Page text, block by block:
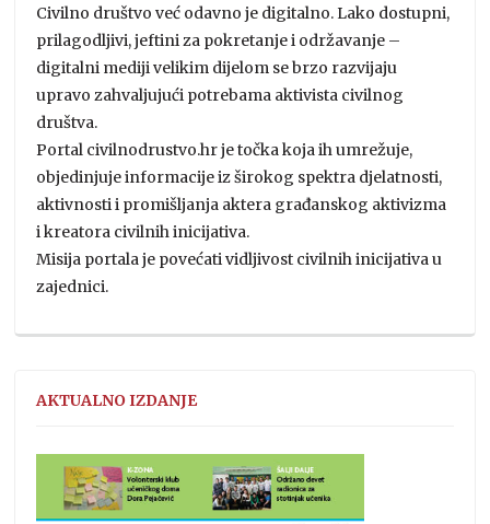
Civilno društvo već odavno je digitalno. Lako dostupni,
prilagodljivi, jeftini za pokretanje i održavanje –
digitalni mediji velikim dijelom se brzo razvijaju
upravo zahvaljujući potrebama aktivista civilnog
društva.
Portal civilnodrustvo.hr je točka koja ih umrežuje,
objedinjuje informacije iz širokog spektra djelatnosti,
aktivnosti i promišljanja aktera građanskog aktivizma
i kreatora civilnih inicijativa.
Misija portala je povećati vidljivost civilnih inicijativa u
zajednici.
AKTUALNO IZDANJE